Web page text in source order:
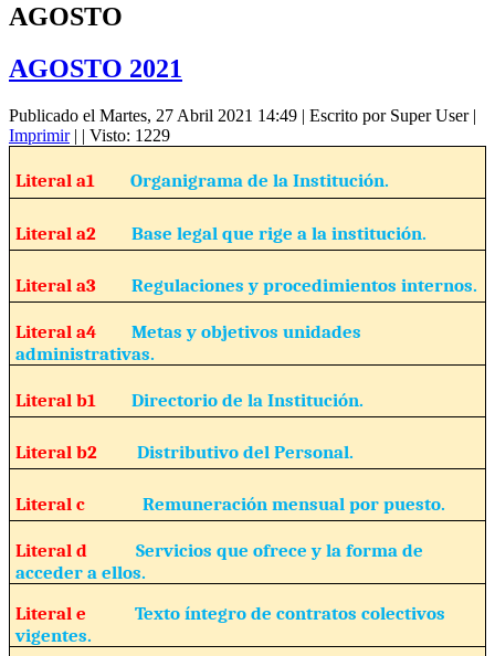
AGOSTO
AGOSTO 2021
Publicado el Martes, 27 Abril 2021 14:49 | Escrito por Super User|
Imprimir| | Visto: 1229
Literal a1 Organigrama de la Institución.
Literal a2 Base legal que rige a la institución.
Literal a3 Regulaciones y procedimientos internos.
Literal a4 Metas y objetivos unidades
administrativas.
Literal b1 Directorio de la Institución.
Literal b2 Distributivo del Personal.
Literal c Remuneración mensual por puesto.
Literal d Servicios que ofrece y la forma de
acceder a ellos.
Literal e Texto íntegro de contratos colectivos
vigentes.